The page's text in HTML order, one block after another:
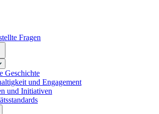
Fragen
Geschichte
und Engagement
und Initiativen